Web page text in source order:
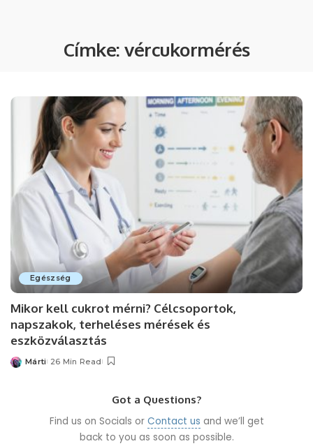
Címke: vércukormérés
Egészség
Mikor kell cukrot mérni? Célcsoportok,
napszakok, terheléses mérések és
eszközválasztás
Posted
Márti 26 Min Read
Got a Questions?
Find us on Socials or Contact us and we’ll get
back to you as soon as possible.